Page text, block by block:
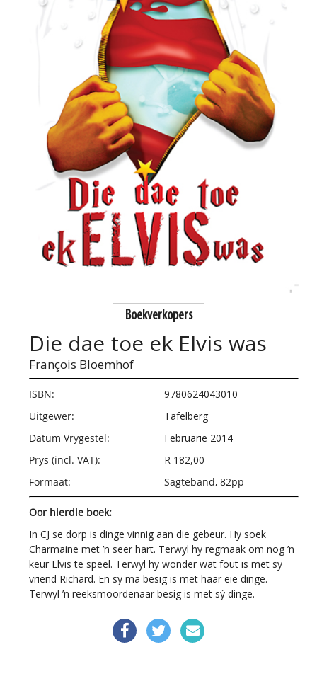
Boekverkopers
Die dae toe ek Elvis was
François Bloemhof
ISBN:
9780624043010
Uitgewer:
Tafelberg
Datum Vrygestel:
Februarie 2014
Prys (incl. VAT):
R 182,00
Formaat:
Sagteband, 82pp
Oor hierdie boek:
In CJ se dorp is dinge vinnig aan die gebeur. Hy soek
Charmaine met ’n seer hart. Terwyl hy regmaak om nog ’n
keur Elvis te speel. Terwyl hy wonder wat fout is met sy
vriend Richard. En sy ma besig is met haar eie dinge.
Terwyl ’n reeksmoordenaar besig is met sý dinge.